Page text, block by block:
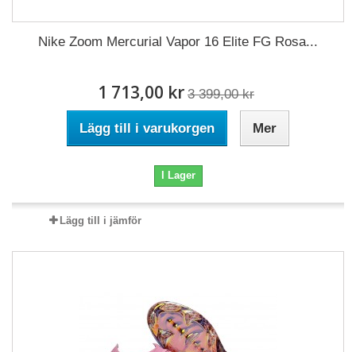
Nike Zoom Mercurial Vapor 16 Elite FG Rosa...
1 713,00 kr 3 399,00 kr
Lägg till i varukorgen Mer
I Lager
Lägg till i jämför